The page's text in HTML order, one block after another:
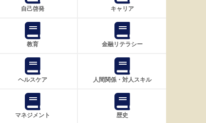
自己啓発 キャリア
教育 金融リテラシー
ヘルスケア 人間関係・対人スキル
マネジメント 歴史